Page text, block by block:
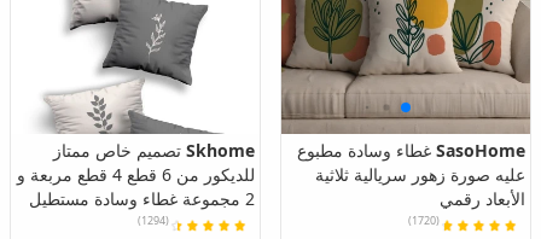
SasoHome غطاء وسادة مطبوع
عليه صورة زهور سريالية ثلاثية
الأبعاد رقمي
(1720)
Skhome تصميم خاص ممتاز
للديكور من 6 قطع 4 قطع مربعة و
2 مجموعة غطاء وسادة مستطيل
(1294)